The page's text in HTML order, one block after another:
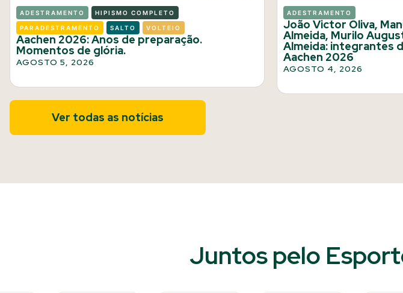
ADESTRAMENTO HIPISMO COMPLETO
PARADESTRAMENTO SALTO VOLTEIO
Aachen 2026: Anos de preparação.
Momentos de glória.
AGOSTO 5, 2026
ADESTRAMENTO
João Victor Oliva,
Almeida, Murilo
Almeida: integrantes
Aachen 2026
AGOSTO 4, 2026
Ver todas as notícias
Juntos pelo